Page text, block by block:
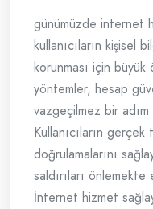
günümüzde internet
kullanıcıların kişisel
korunması için büyük
yöntemler, hesap
vazgeçilmez bir adım
Kullanıcıların gerçek
doğrulamalarını
saldırıları
İnternet hizmet